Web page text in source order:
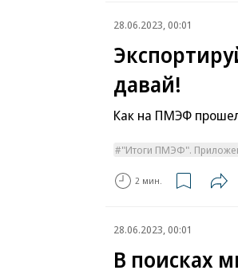
28.06.2023, 00:01
давай!
Как на ПМЭФ
"Итоги ПМЭФ".
2 мин.
28.06.2023, 00:01
В поисках